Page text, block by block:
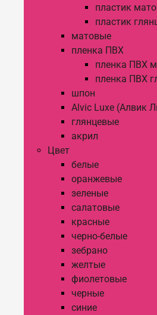
пластик
пластик
матовые
пленка ПВХ
пленка ПВХ
пленка ПВХ
шпон
Alvic Luxe (Алвик
глянцевые
акрил
Цвет
белые
оранжевые
зеленые
салатовые
красные
черно-белые
зебрано
желтые
фиолетовые
черные
синие